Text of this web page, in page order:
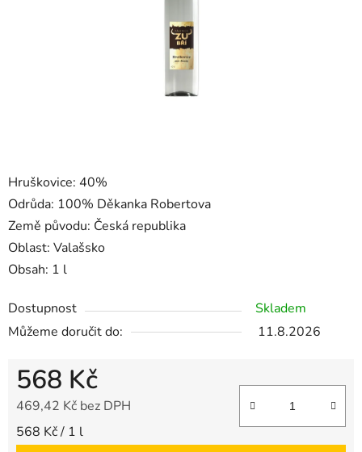
Hruškovice: 40%
Odrůda: 100% Děkanka Robertova
Země původu: Česká republika
Oblast: Valašsko
Obsah: 1 l
Dostupnost
Skladem
Můžeme doručit do:
11.8.2026
568 Kč
469,42 Kč bez DPH
Měrná cena:
568 Kč / 1 l